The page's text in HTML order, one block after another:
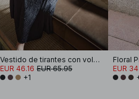
Vestido de tirantes con volúmenes fruncidos
EUR 46.16 EUR 65.95
+1
Floral
EUR